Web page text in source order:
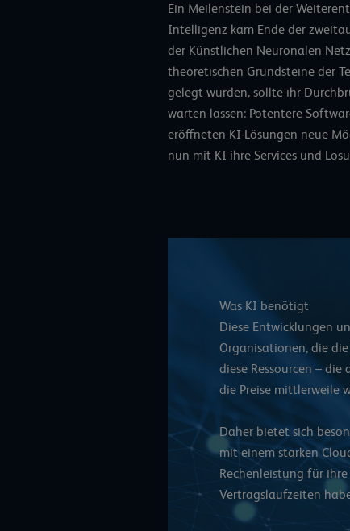
Ein Meilenstein bei der
Intelligenz kam Ende der
der Künstlichen Neuronalen
theoretischen Grundsteine der
gelegt wurden, sollte ihr
warten lassen: Potentere
eröffneten KI-Lösungen neue
nun mit KI ihre Services und
Was KI benötigt
Diese Entwicklungen
Organisationen, die
diese Ressourcen –
die Preise mittlerweile
Daher bietet sich
mit einem starken
Rechenleistung für
Vertragslaufzeiten